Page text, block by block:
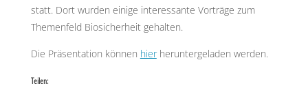
statt. Dort wurden einige interessante Vorträge zum
Themenfeld Biosicherheit gehalten.
Die Präsentation können hierheruntergeladen werden.
Teilen: